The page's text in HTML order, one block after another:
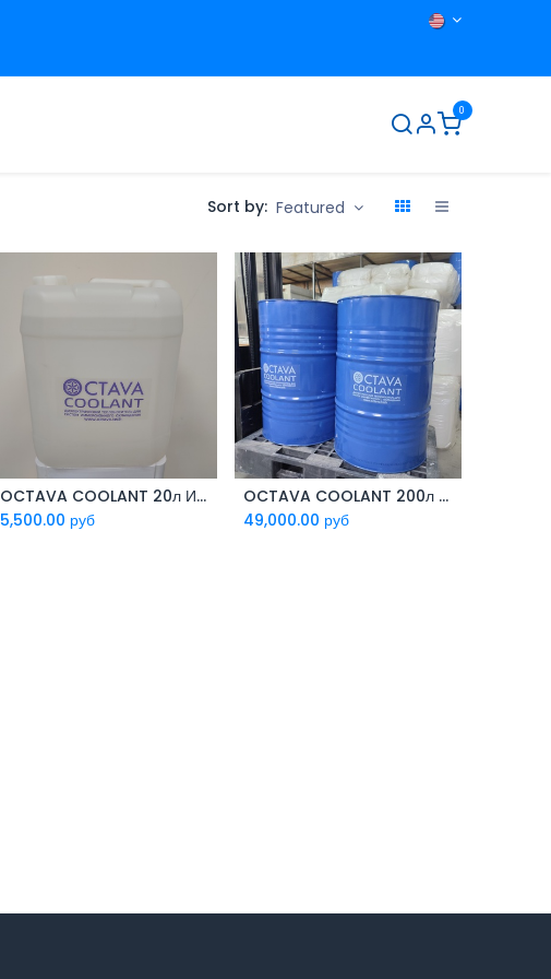
0
Sort by: Featured
Add to Cart
OCTAVA COOLANT 20л Иммерсионная жидкость
5,500.00 руб
Add to Cart
OCTAVA COOLANT 200л Иммерсионная жидкость
49,000.00 руб